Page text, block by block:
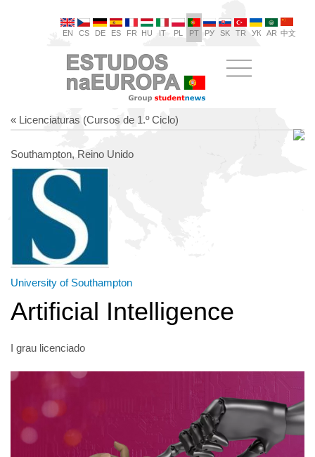
EN CS DE ES FR HU IT PL PT РУ SK TR УК AR 中文
« Licenciaturas (Cursos de 1.º Ciclo)
Southampton, Reino Unido
University of Southampton
Artificial Intelligence
I grau licenciado